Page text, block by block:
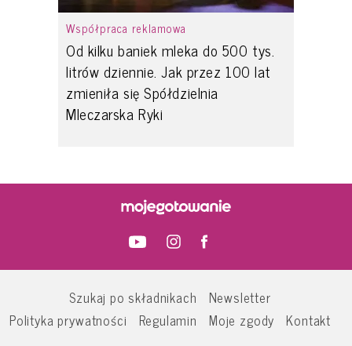
Współpraca reklamowa
Od kilku baniek mleka do 500 tys.
litrów dziennie. Jak przez 100 lat
zmieniła się Spółdzielnia
Mleczarska Ryki
Szukaj po składnikach
Newsletter
Polityka prywatności
Regulamin Moje zgody Kontakt